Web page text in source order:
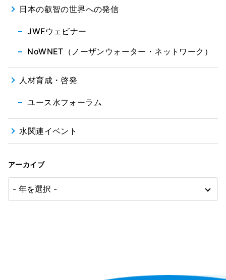
日本の叡智の世界への発信
JWFウェビナー
NoWNET（ノーザンウォーター・ネットワーク）
人材育成・啓発
ユース水フォーラム
水関連イベント
アーカイブ